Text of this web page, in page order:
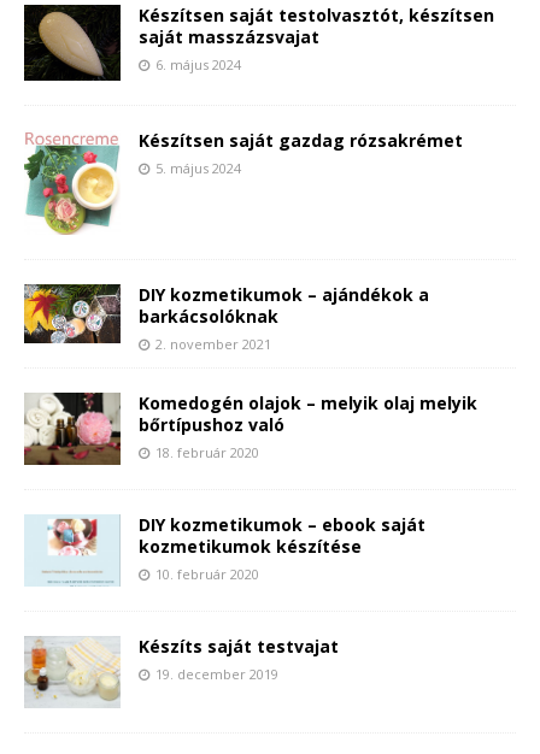
Készítsen saját testolvasztót, készítsen
saját masszázsvajat
6. május 2024
Készítsen saját gazdag rózsakrémet
5. május 2024
DIY kozmetikumok – ajándékok a
barkácsolóknak
2. november 2021
Komedogén olajok – melyik olaj melyik
bőrtípushoz való
18. február 2020
DIY kozmetikumok – ebook saját
kozmetikumok készítése
10. február 2020
Készíts saját testvajat
19. december 2019